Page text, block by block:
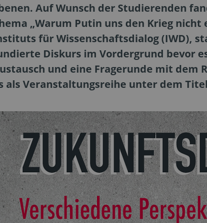
Auf Wunsch der Studierenden
„Warum Putin uns den Krieg
für Wissenschaftsdialog (IWD),
Diskurs im Vordergrund bevor
und eine Fragerunde mit dem
als Veranstaltungsreihe unter dem